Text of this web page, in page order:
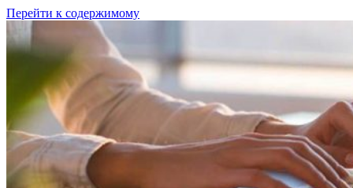
Перейти к содержимому